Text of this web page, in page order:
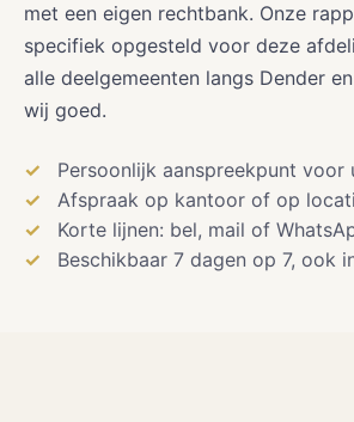
met een eigen rechtbank. Onze
specifiek opgesteld voor deze
alle deelgemeenten langs Dender
wij goed.
Persoonlijk aanspreekpunt voor
Afspraak op kantoor of op
Korte lijnen: bel, mail of
Beschikbaar 7 dagen op 7, ook